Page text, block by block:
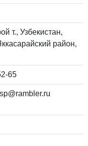
т., Узбекистан,
район,
65